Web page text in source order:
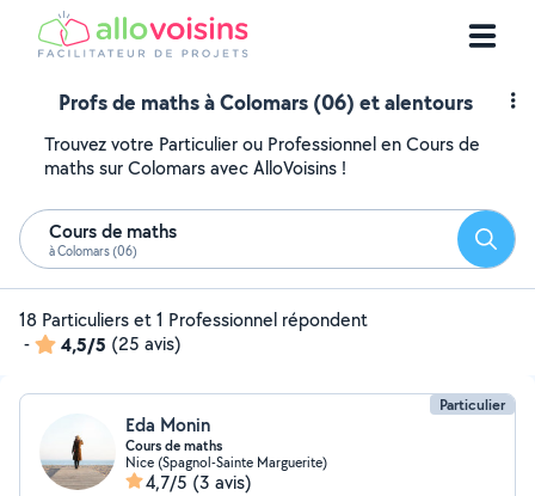
Profs de maths à Colomars (06) et alentours
Trouvez votre Particulier ou Professionnel en Cours de
maths sur Colomars avec AlloVoisins !
Cours de maths
à Colomars (06)
18 Particuliers et 1 Professionnel répondent
-
4,5/5 (25 avis)
Particulier
Eda Monin
Cours de maths
Nice (Spagnol-Sainte Marguerite)
4,7/5 (3 avis)